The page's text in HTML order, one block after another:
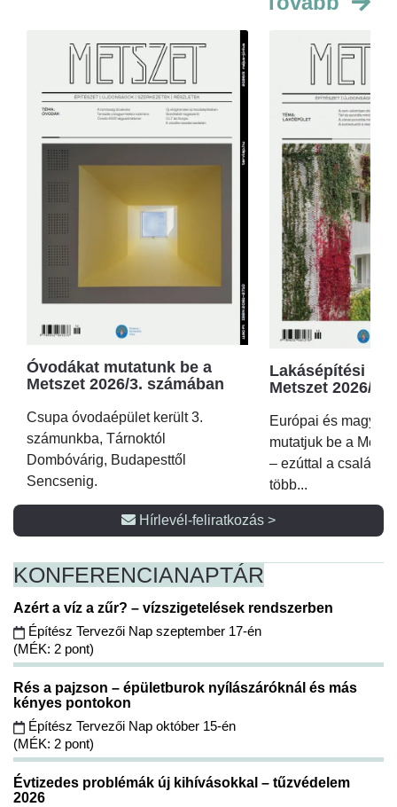
Óvodákat mutatunk be a
Metszet 2026/3. számában
Csupa óvodaépület került 3.
számunkba, Tárnoktól
Dombóvárig, Budapesttől
Sencsenig.
Lakásépítési
Metszet 2026/2.
Európai és magyar
mutatjuk be a
– ezúttal a családi
több...
Hírlevél-feliratkozás >
KONFERENCIANAPTÁR
Azért a víz a zűr? – vízszigetelések rendszerben
Építész Tervezői Nap szeptember 17-én
(MÉK: 2 pont)
Rés a pajzson – épületburok nyílászáróknál és más
kényes pontokon
Építész Tervezői Nap október 15-én
(MÉK: 2 pont)
Évtizedes problémák új kihívásokkal – tűzvédelem
2026